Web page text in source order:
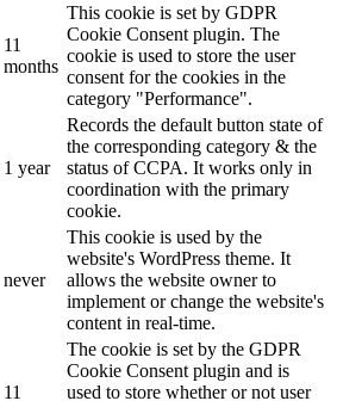
11
months
This cookie is set by GDPR
Cookie Consent plugin. The
cookie is used to store the user
consent for the cookies in the
category "Performance".
1 year
Records the default button state of
the corresponding category & the
status of CCPA. It works only in
coordination with the primary
cookie.
never
This cookie is used by the
website's WordPress theme. It
allows the website owner to
implement or change the website's
content in real-time.
11
The cookie is set by the GDPR
Cookie Consent plugin and is
used to store whether or not user